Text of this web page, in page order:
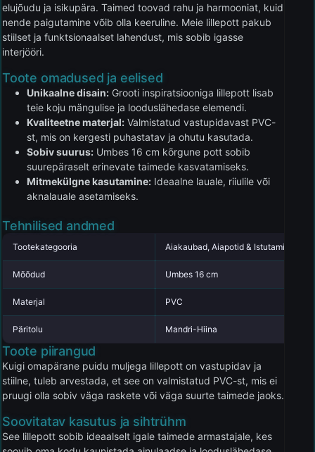
elujõudu ja isikupära. Taimed toovad rahu ja harmooniat, kuid
nende paigutamine võib olla keeruline. Meie lillepott pakub
stiilset ja funktsionaalset lahendust, mis sobib igasse
interjööri.
Toote omadused ja eelised
Unikaalne disain: Grooti inspiratsiooniga lillepott lisab
teie koju mängulise ja looduslähedase elemendi.
Kvaliteetne materjal: Valmistatud vastupidavast PVC-
st, mis on kergesti puhastatav ja ohutu kasutada.
Sobiv suurus: Umbes 16 cm kõrgune pott sobib
suurepäraselt erinevate taimede kasvatamiseks.
Mitmekülgne kasutamine: Ideaalne lauale, riiulile või
aknalauale asetamiseks.
Tehnilised andmed
Tootekategooria Aiakaubad, Aiapotid & Istutamine
Mõõdud Umbes 16 cm
Materjal PVC
Päritolu Mandri-Hiina
Toote piirangud
Kuigi omapärane puidu muljega lillepott on vastupidav ja
stiilne, tuleb arvestada, et see on valmistatud PVC-st, mis ei
pruugi olla sobiv väga raskete või väga suurte taimede jaoks.
Soovitatav kasutus ja sihtrühm
See lillepott sobib ideaalselt igale taimede armastajale, kes